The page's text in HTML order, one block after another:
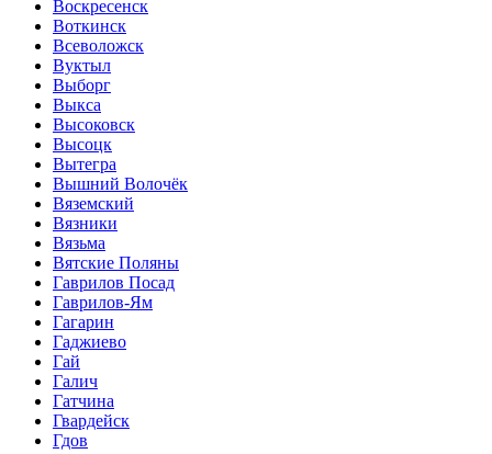
Воскресенск
Воткинск
Всеволожск
Вуктыл
Выборг
Выкса
Высоковск
Высоцк
Вытегра
Вышний Волочёк
Вяземский
Вязники
Вязьма
Вятские Поляны
Гаврилов Посад
Гаврилов-Ям
Гагарин
Гаджиево
Гай
Галич
Гатчина
Гвардейск
Гдов